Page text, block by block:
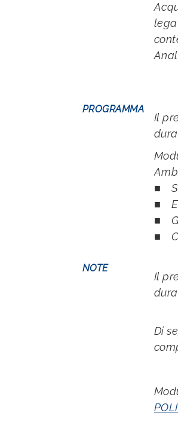
PROGRAMMA
Il
■
■
■
■
NOTE
Il
Di